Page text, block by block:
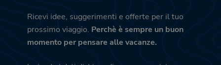
Ricevi idee, suggerimenti e offerte per il tuo
prossimo viaggio. Perchè è sempre un buon
momento per pensare alle vacanze.